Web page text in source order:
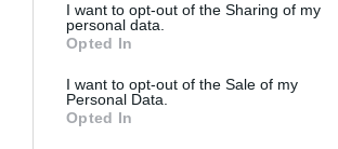
I want to opt-out of the Sharing of my
personal data.
Opted In
I want to opt-out of the Sale of my
Personal Data.
Opted In